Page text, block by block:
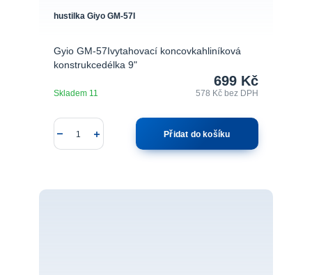
hustilka Giyo GM-57I
Gyio GM-57Ivytahovací koncovkahliníková
konstrukcedélka 9"
699 Kč
578 Kč bez DPH
Skladem 11
Přidat do košíku